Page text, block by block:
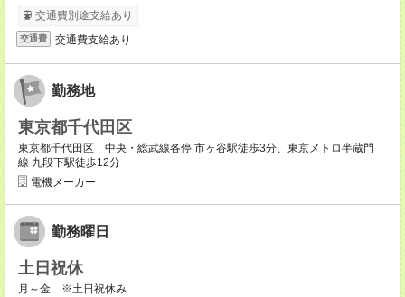
交通費別途支給あり
交通費 交通費支給あり
勤務地
東京都千代田区
東京都千代田区 中央・総武線各停 市ヶ谷駅徒歩3分、東京メトロ半蔵門
線 九段下駅徒歩12分
電機メーカー
勤務曜日
土日祝休
月～金 ※土日祝休み